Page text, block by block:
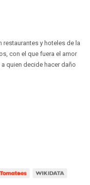
restaurantes y hoteles de la
con el que fuera el amor
quien decide hacer daño